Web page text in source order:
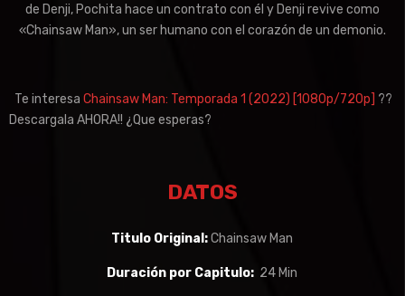
de Denji, Pochita hace un contrato con él y Denji revive como
«Chainsaw Man», un ser humano con el corazón de un demonio.
Te interesa Chainsaw Man: Temporada 1 (2022) [1080p/720p] ??
Descargala AHORA!! ¿Que esperas?
DATOS
Titulo Original:Chainsaw Man
Duración por Capitulo: 24 Min